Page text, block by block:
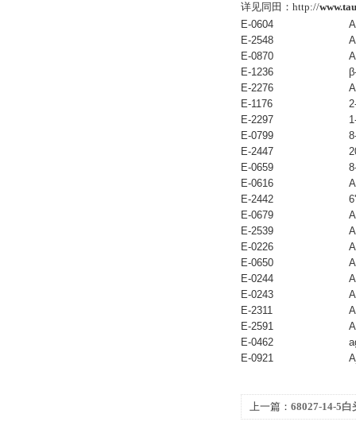
详见同田：http://
E-0604
E-2548
E-0870
E-1236
E-2276
E-1176
E-2297
E-0799
E-2447
E-0659
E-0616
E-2442
E-0679
E-2539
E-0226
E-0650
E-0244
E-0243
E-2311
E-2591
E-0462
E-0921
上一篇： 68027-14-5白